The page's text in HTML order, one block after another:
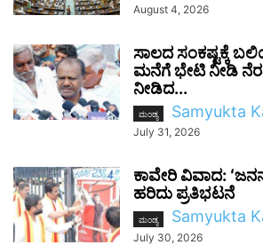
August 4, 2026
ಸಾಲದ ಸಂಕಷ್ಟಕ್ಕೆ
ಮನೆಗೆ ಭೇಟಿ ನೀಡಿ
ನೀಡಿದ...
ಮಂಡ್ಯ Samyukta
July 31, 2026
ಕಾವೇರಿ ವಿವಾದ:
ಹರಿದು ಪ್ರತಿಭಟನೆ
ಮಂಡ್ಯ Samyukta
July 30, 2026